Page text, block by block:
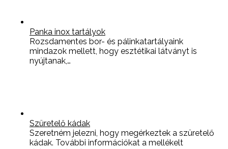
Panka inox tartályok
Rozsdamentes bor- és pálinkatartályaink
mindazok mellett, hogy esztétikai látványt is
nyújtanak,…
Szüretelő kádak
Szeretném jelezni, hogy megérkeztek a szüretelő
kádak. További információkat a mellékelt